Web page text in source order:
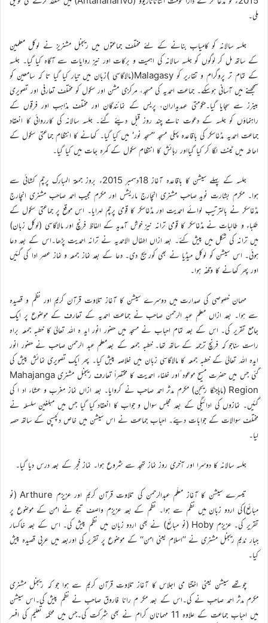
ملی۔
جلسہ سالانہ کو کامیاب بنانے کے لئے مختلف جماعتوں میں ریجنل مشنریز نے لوکل معلمین
کے ساتھ مل کر لوگوں کو جلسہ سالانہ کی اہمیت و برکات اور نیز روایات سے آگاہ کیا گیا۔ جلسہ
کے تمام تر پروگرام و تقاریر کو Malagasy(مالاگاسی )زبان میں تیار کیا گیا تا کہ سامعین کو
سمجھنے میں آسانی ہوسکے۔ جماعت احمدیہ کی مسجد، مرکزی مشن اور سکول کو مختلف تعارفی اور تصویری
بینرز سے سجایا گیا۔حکومتی عہدیداران، پریس کے نمائندگان اور مختلف مذاہب اور فرقوں کے
راہنماؤں کو جلسہ کے دعوت نامے چند روز قبل دیئے گئے۔ جلسہ سالانہ کی کارروائی کا انعقاد
جماعت احمدیہ مڈغاسکر کی باقاعدہ پہلی مسجد ’مسجد نور‘ میں کیا گیا۔ کھانے کا انتظام جماعتی سکول کے
احاطہ میں ٹینٹ لگا کر کیا گیااور رہائش کا انتظام سکول کے کمرہ جات میں کیا گیا۔
جلسہ کے پہلے سیشن کا باقاعدہ آغاز 18دسمبر 2015ء بروز جمعۃ المبارک پرچم کشائی سے
ہوا۔ مکرم بشارت نوید صاحب مشنری انچارج ماریشس اور مکرم مجیب احمد صاحب مشنری انچارج
مڈغاسکر نے بالترتیب لوائے احمدیت اور مڈغاسکر کا قومی پرچم لہرایا۔ اس موقع پر جماعتی سکول کے
طلباء و طالبات نے مڈغاسکر کا قومی ترانہ نیز خوش آمدید کے الفاظ فرنچ اور مالاگاسی (لوکل زبان)
میں ترانہ کی شکل میں پیش کئے۔ بعد ازاں اطفال الاحمدیہ نے ترانہ احمدیت پڑھا۔اس کے بعد دعا
ہوئی۔ اس سیشن کو لوکل میڈیا نے بھی کور یج دی۔ دعا کے بعد نماز جمعہ و نماز عصر ادا کی گئیں
اور پھر کھانے کا وقفہ ہوا۔
مہمان خصوصی کی صدارت میں دوسرے سیشن کا آغاز تلاوت قرآن کریم اور نظم و قصیدہ
سے ہوا۔ بعد ازاں معلم عبد الرحمن صاحب نے جماعت احمدیہ کے تعارف کے موضوع پر ایک
جامع تقریر کی۔ اس کے بعد تمام احباب نے مسجد میں حضور انور اید ہ اللہ تعالیٰ کا خطبہ جمعہ براہ
راست سناجو کہ فرنچ ترجمہ کے ساتھ تھا۔ خطبہ جمعہ کے بعدمعلم عبد الرحمن صاحب نے حضور انور
ایدہ اللہ تعالیٰ کے خطبہ جمعہ کا مالاگاسی زبان میں خلاصہ پیش کیا۔ پھر ایک تصویری نمائش پیش کی
گئی جس میں حضرت مسیح موعود ؑاور خلفاء احمدیت کا مختصراً تعارف ریجنل مشنری Mahajanga
Region (ماہاجنگا ریجن) مکرم مدثر احمد صاحب نے کروایا۔ بعد ازاں نماز مغرب و عشاء اد ا کی
گئیں۔ نمازوں کی ادائیگی کے بعد مجلس سوال و جواب کا انعقاد کیا گیا جس میں مبلغین سلسلہ نے
مختلف سوالات کے جوابات دیئے۔ احباب جماعت نے اس سیشن میں خاص دلچسپی کے ساتھ حصہ
لیا۔
جلسہ سالانہ کا دوسرا اور آخری روز نماز تہجد سے شروع ہوا۔ نماز فجر کے بعد درس دیا گیا۔
تیسرے سیشن کا آغاز معلّم عبدالرحمن کی تلاوت قرآن کریم اور عزیزم Arthure (نو
مبائع)کی اردو زبان میں نظم سے ہوا۔ نظم کے بعد عزیزم واصف تیجو نے امن کے موضوع پر
تقریر کی۔ عزیزم Hoby (نو مبائع) نے بھی اردو زبان میں نظم پیش کی۔ اس کے بعد خاکسار
جبار ندیم ریجنل مشنری نے ’’اسلام یعنی امن‘‘ کے موضوع پر تقریر کی اوربعد میں عربی قصیدہ پیش
کیا۔
چوتھے سیشن یعنی اختتا می اجلاس کا آغاز تلاوت قرآن کریم سے ہوا جو کہ ریجنل مشنری
مکرم مدثر احمد صاحب نے کی۔اس کے بعد مکر م رانا فاروق صاحب نے نظم پیش کی۔اس سیشن
میں احباب جماعت کے علاوہ 11 مہمانان کرام نے بھی شرکت کی۔جس میں محکمہ تعلیم کی افسر